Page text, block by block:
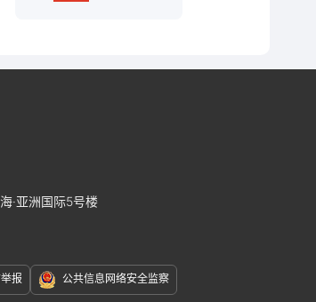
·亚洲国际5号楼
报 公共信息网络安全监察